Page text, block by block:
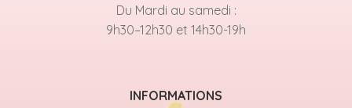
Du Mardi au samedi :
9h30–12h30 et 14h30-19h
INFORMATIONS